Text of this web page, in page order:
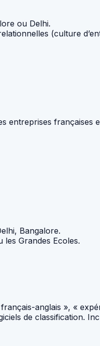
ou Delhi.
(culture
entreprises françaises
Bangalore.
les Grandes Ecoles.
anglais », «
de classification.